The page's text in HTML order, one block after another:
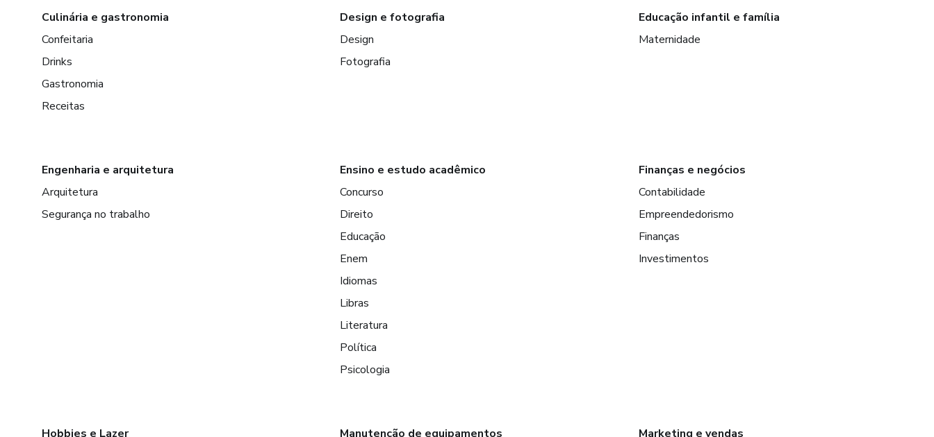
Culinária e gastronomia
Confeitaria
Drinks
Gastronomia
Receitas
Design e fotografia
Design
Fotografia
Educação infantil e família
Maternidade
Engenharia e arquitetura
Arquitetura
Segurança no trabalho
Ensino e estudo acadêmico
Concurso
Direito
Educação
Enem
Idiomas
Libras
Literatura
Política
Psicologia
Finanças e negócios
Contabilidade
Empreendedorismo
Finanças
Investimentos
Hobbies e Lazer Manutenção de equipamentos Marketing e vendas